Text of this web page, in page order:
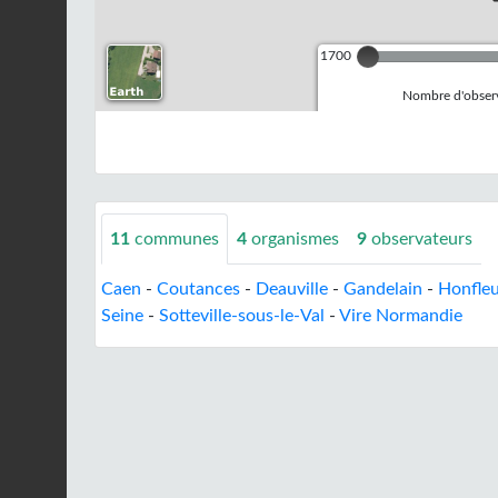
1700
Nombre
11 communes 4 organismes 9 observateurs
Caen - Coutances - Deauville - Gandelain -
Seine - Sotteville-sous-le-Val - Vire Normandie